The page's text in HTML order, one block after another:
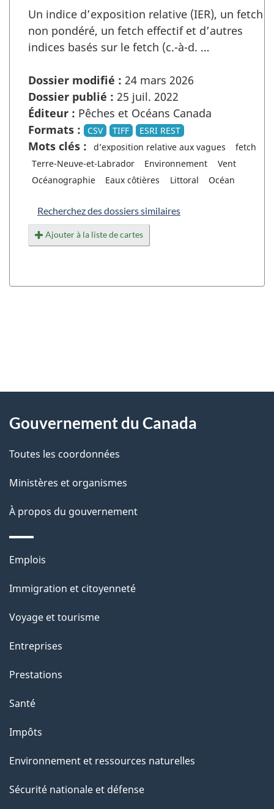
Un indice d’exposition relative (IER), un fetch
non pondéré, un fetch effectif et d’autres
indices basés sur le fetch (c.-à-d. …
Dossier modifié : 24 mars 2026
Dossier publié : 25 juil. 2022
Éditeur : Pêches et Océans Canada
Formats :
CSV TIFF ESRI REST
Mots clés : d’exposition relative aux vagues
fetch
Terre-Neuve-et-Labrador
Environnement
Vent
Océanographie
Eaux côtières Littoral Océan
Recherchez des dossiers similaires
Ajouter à la liste de cartes
D
t
a
l
s
l
a
a
g
"
propos
ce
site
Gouvernement du Canada
Toutes les coordonnées
Ministères et organismes
À propos du gouvernement
Thèmes
sujets
Emplois
Immigration et citoyenneté
Voyage et tourisme
Entreprises
Prestations
Santé
Impôts
Environnement et ressources naturelles
Sécurité nationale et défense